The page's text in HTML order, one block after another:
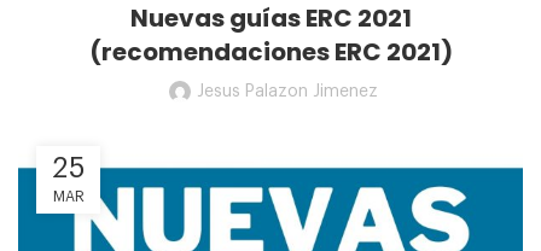
Nuevas guías ERC 2021
(recomendaciones ERC 2021)
Jesus Palazon Jimenez
25
MAR